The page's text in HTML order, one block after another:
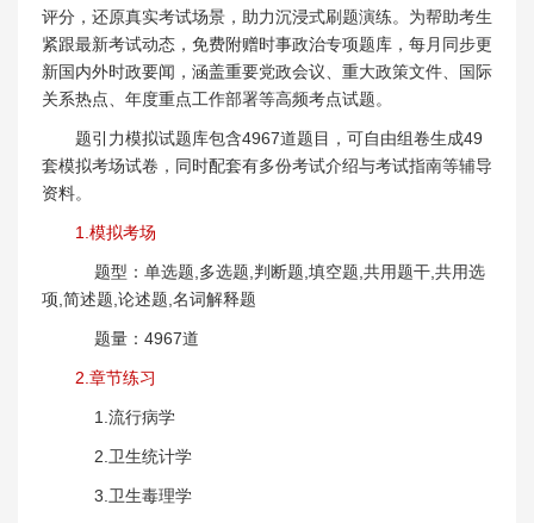
评分，还原真实考试场景，助力沉浸式刷题演练。为帮助考生
紧跟最新考试动态，免费附赠时事政治专项题库，每月同步更
新国内外时政要闻，涵盖重要党政会议、重大政策文件、国际
关系热点、年度重点工作部署等高频考点试题。
题引力模拟试题库包含4967道题目，可自由组卷生成49
套模拟考场试卷，同时配套有多份考试介绍与考试指南等辅导
资料。
1.模拟考场
题型：单选题,多选题,判断题,填空题,共用题干,共用选
项,简述题,论述题,名词解释题
题量：4967道
2.章节练习
1.流行病学
2.卫生统计学
3.卫生毒理学